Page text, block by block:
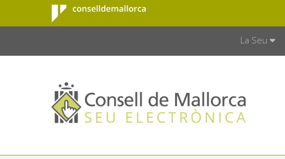
Salta al contingut principal
Consell de
Mallorca
La Seu